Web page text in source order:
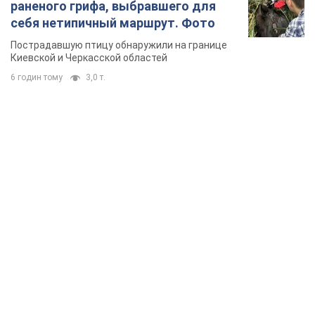
раненого грифа, выбравшего для
себя нетипичный маршрут. Фото
Пострадавшую птицу обнаружили на границе
Киевской и Черкасской областей
6 годин тому 3,0 т.